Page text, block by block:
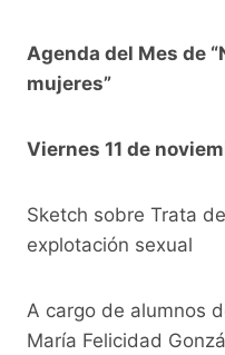
Agenda del Mes de
mujeres”
Viernes 11 de
Sketch sobre Trata
explotación sexual
A cargo de alumnos
María Felicidad